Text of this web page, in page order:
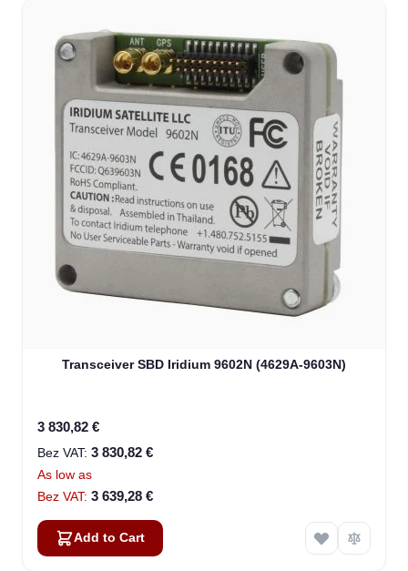
Transceiver SBD Iridium 9602N (4629A-9603N)
3 830,82 €
3 830,82 €
As low as
3 639,28 €
Add to Cart